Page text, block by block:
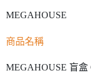
MEGAHOUSE
商品名稱
MEGAHOUSE 盲盒